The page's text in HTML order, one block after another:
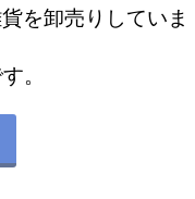
を卸売りしていま
。